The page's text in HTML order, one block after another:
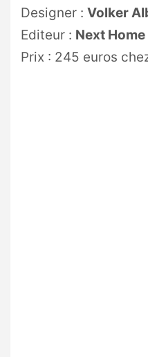
Designer : Volker
Editeur : Next Home
Prix : 245 euros